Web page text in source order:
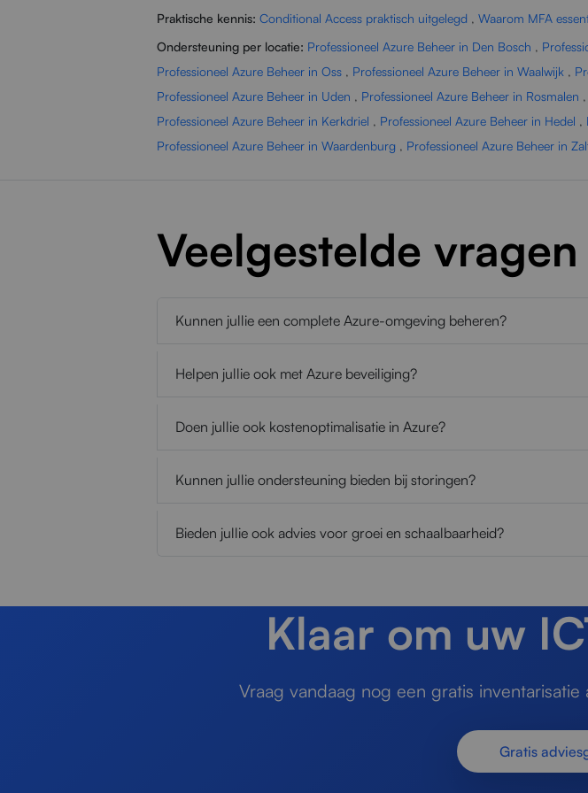
Praktische kennis: Conditional Access praktisch uitgelegd , Waarom MFA
Ondersteuning per locatie: Professioneel Azure Beheer in Den Bosch ,
Professioneel Azure Beheer in Oss , Professioneel Azure Beheer in Waalwijk ,
Professioneel Azure Beheer in Uden , Professioneel Azure Beheer in Rosmalen ,
Professioneel Azure Beheer in Kerkdriel , Professioneel Azure Beheer in Hedel ,
Professioneel Azure Beheer in Waardenburg , Professioneel Azure Beheer in
Veelgestelde vragen
Kunnen jullie een complete Azure-omgeving beheren?
Helpen jullie ook met Azure beveiliging?
Doen jullie ook kostenoptimalisatie in Azure?
Kunnen jullie ondersteuning bieden bij storingen?
Bieden jullie ook advies voor groei en schaalbaarheid?
Klaar om uw
Vraag vandaag nog een gratis
Gratis